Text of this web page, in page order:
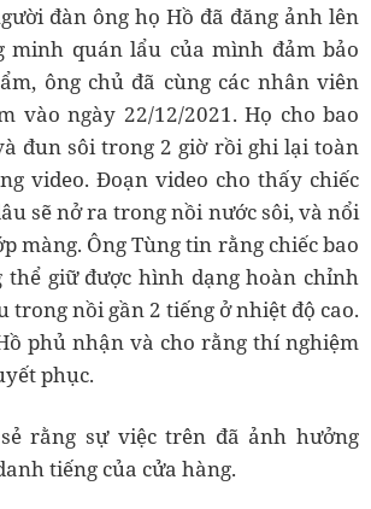
đàn ông họ Hồ đã đăng ảnh lên
minh quán lẩu của mình đảm bảo
ông chủ đã cùng các nhân viên
vào ngày 22/12/2021. Họ cho bao
đun sôi trong 2 giờ rồi ghi lại toàn
video. Đoạn video cho thấy chiếc
sẽ nở ra trong nồi nước sôi, và nổi
màng. Ông Tùng tin rằng chiếc bao
thể giữ được hình dạng hoàn chỉnh
trong nồi gần 2 tiếng ở nhiệt độ cao.
phủ nhận và cho rằng thí nghiệm
phục.
rằng sự việc trên đã ảnh hưởng
tiếng của cửa hàng.